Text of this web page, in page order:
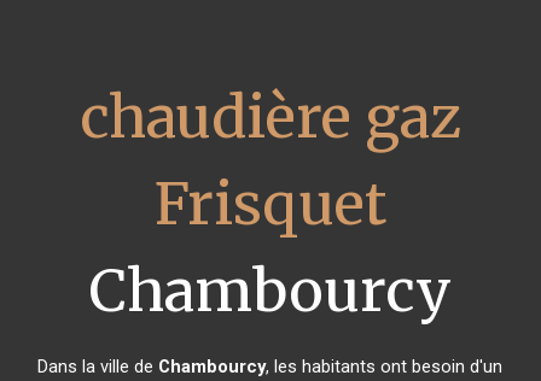
chaudière gaz
Frisquet
Chambourcy
Dans la ville de Chambourcy, les habitants ont besoin d'un